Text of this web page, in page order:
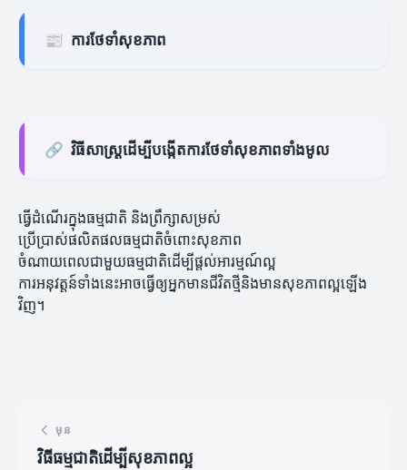
📰 ការថែទាំសុខភាព
🔗 វិធីសាស្រ្តដើម្បីបង្កើតការថែទាំសុខភាពទាំងមូល
ធ្វើដំណើរក្នុងធម្មជាតិ និងព្រឹក្សាសម្រស់
ប្រើប្រាស់ផលិតផលធម្មជាតិចំពោះសុខភាព
ចំណាយពេលជាមួយធម្មជាតិដើម្បីផ្តល់អារម្មណ៍ល្អ
ការអនុវត្តន៍ទាំងនេះអាចធ្វើឲ្យអ្នកមានជីវិតថ្មីនិងមានសុខភាពល្អឡើង
វិញ។
មុន
វិធីធម្មជាតិដើម្បីសុខភាពល្អ